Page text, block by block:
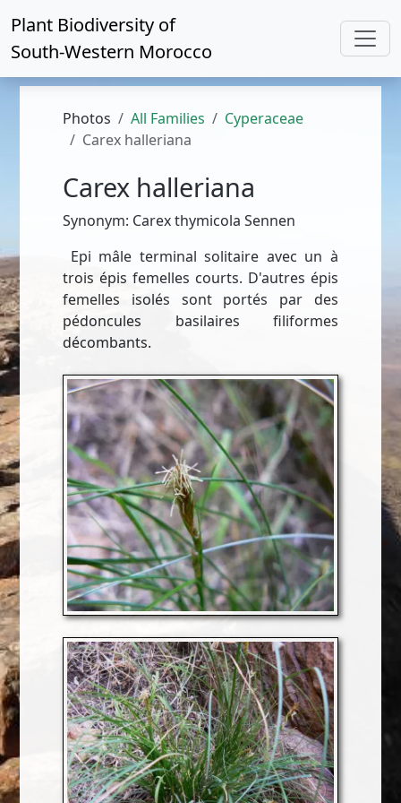
Plant Biodiversity of
South-Western Morocco
Photos All Families
Cyperaceae
Carex halleriana
Carex halleriana
Synonym: Carex thymicola Sennen
Epi mâle terminal solitaire avec un à
trois épis femelles courts. D'autres épis
femelles isolés sont portés par des
pédoncules basilaires filiformes
décombants.